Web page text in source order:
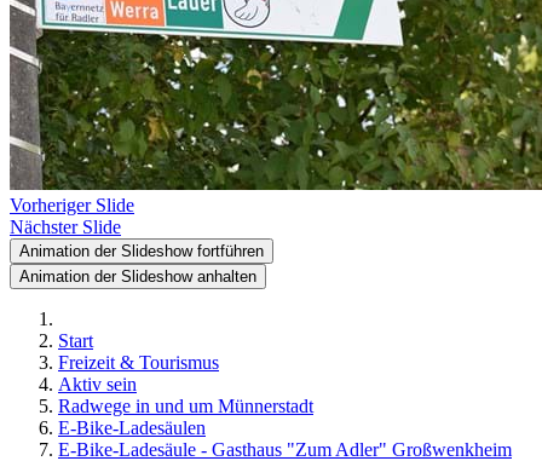
Vorheriger Slide
Nächster Slide
Animation der Slideshow fortführen
Animation der Slideshow anhalten
Start
Freizeit & Tourismus
Aktiv sein
Radwege in und um Münnerstadt
E-Bike-Ladesäulen
E-Bike-Ladesäule - Gasthaus "Zum Adler" Großwenkheim